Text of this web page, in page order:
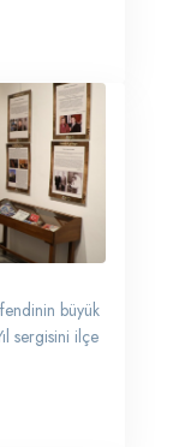
büyük
sergisini ilçe